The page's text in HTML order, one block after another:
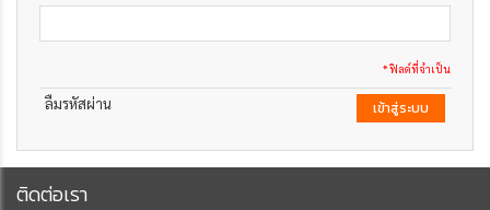
* ฟิลด์ที่จำเป็น
ลืมรหัสผ่าน เข้าสู่ระบบ
ติดต่อเรา